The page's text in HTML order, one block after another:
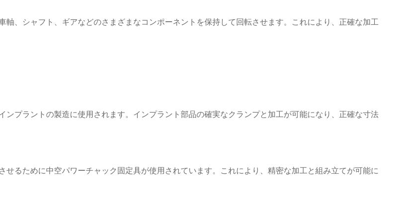
軸、シャフト、ギアなどのさまざまなコンポーネントを保持して回転させます。これにより、正確な加工
ンプラントの製造に使用されます。インプラント部品の確実なクランプと加工が可能になり、正確な寸法
るために中空パワーチャック固定具が使用されています。これにより、精密な加工と組み立てが可能に